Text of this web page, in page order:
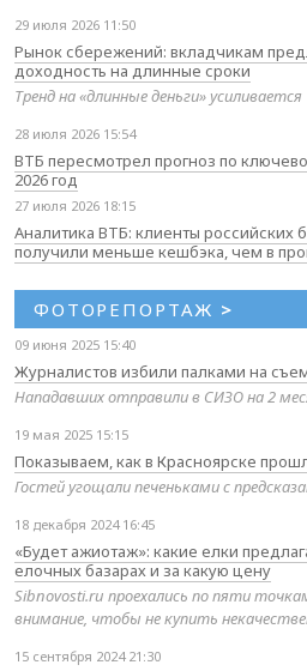
29 июля 2026 11:50
Рынок сбережений: вкладчикам
доходность на длинные сроки
Тренд на «длинные деньги» усиливается
28 июля 2026 15:54
ВТБ пересмотрел прогноз по
2026 год
27 июля 2026 18:15
Аналитика ВТБ: клиенты российских
получили меньше кешбэка, чем в
ФОТОРЕПОРТАЖ >
09 июня 2025 15:40
Журналистов избили палками на
Нападавших отправили в СИЗО на 2
19 мая 2025 15:15
Показываем, как в Красноярске
Гостей угощали печеньками с
18 декабря 2024 16:45
«Будет ажиотаж»: какие елки
елочных базарах и за какую цену
Sibnovosti.ru проехались по пяти
внимание, чтобы не купить
15 сентября 2024 21:30